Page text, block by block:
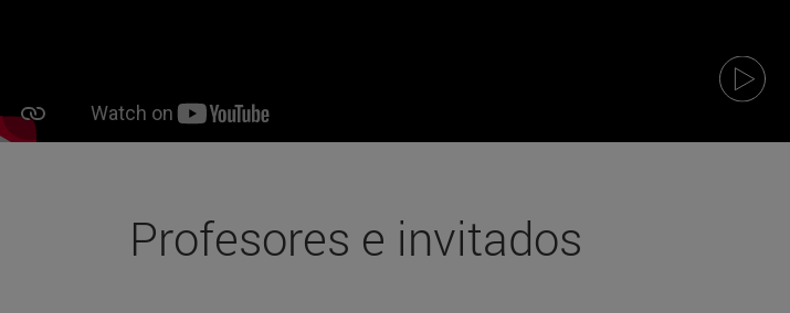
Profesores e invitados